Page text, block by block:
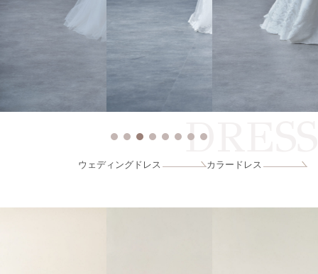
DRESS
ウェディングドレス カラードレス